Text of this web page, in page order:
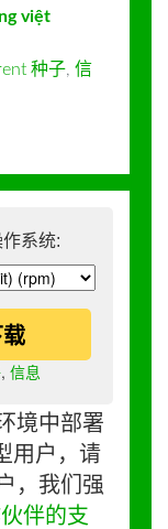
việt
种子, 信
系统:
, 信息
境中部署
用户，请
，我们强
伴的支